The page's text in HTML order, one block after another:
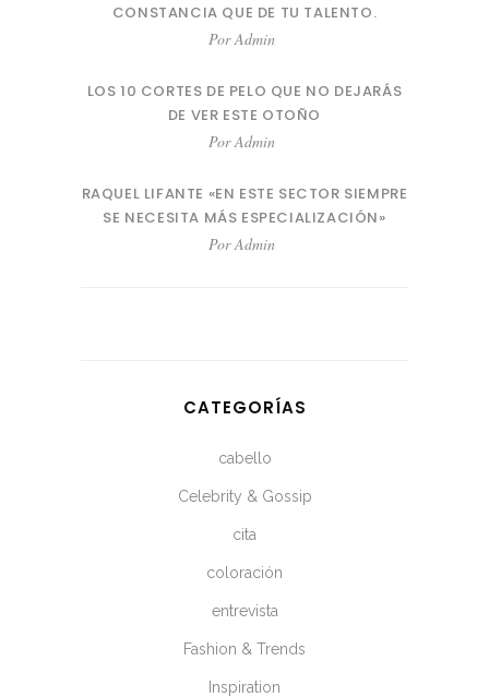
CONSTANCIA QUE DE TU TALENTO.
PorAdmin
LOS 10 CORTES DE PELO QUE NO DEJARÁS
DE VER ESTE OTOÑO
PorAdmin
RAQUEL LIFANTE «EN ESTE SECTOR SIEMPRE
SE NECESITA MÁS ESPECIALIZACIÓN»
PorAdmin
CATEGORÍAS
cabello
Celebrity & Gossip
cita
coloración
entrevista
Fashion & Trends
Inspiration